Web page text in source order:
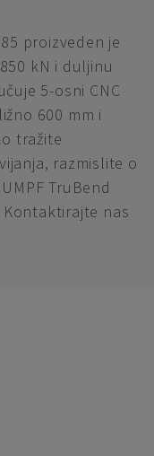
proizveden je
kN i duljinu
5-osni CNC
600 mm i
tražite
razmislite o
TruBend
Kontaktirajte nas